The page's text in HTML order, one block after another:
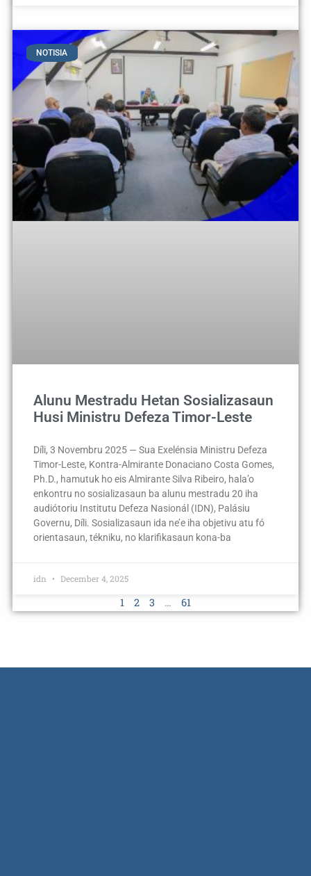
NOTISIA
Alunu Mestradu Hetan Sosializasaun
Husi Ministru Defeza Timor-Leste
Díli, 3 Novembru 2025 — Sua Exelénsia Ministru Defeza
Timor-Leste, Kontra-Almirante Donaciano Costa Gomes,
Ph.D., hamutuk ho eis Almirante Silva Ribeiro, hala’o
enkontru no sosializasaun ba alunu mestradu 20 iha
audiótoriu Institutu Defeza Nasionál (IDN), Palásiu
Governu, Díli. Sosializasaun ida ne’e iha objetivu atu fó
orientasaun, tékniku, no klarifikasaun kona-ba
idn December 4, 2025
1 2 3 … 61